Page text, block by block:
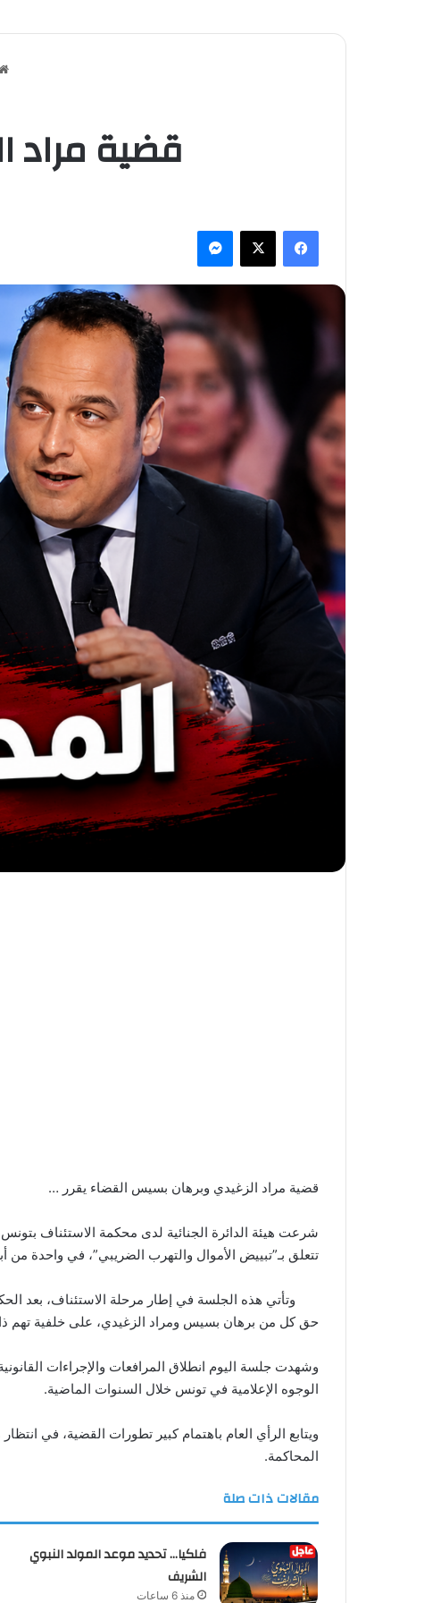
قضية مراد
فيسبوك
قضية مراد الزغيدي وبرهان بسيس القضاء يقرر …
تتعلق بـ”تبييض الأموال والتهرب الضريبي”، في واحدة من
وتأتي هذه الجلسة في إطار مرحلة الاستئناف، بعد
حق كل من برهان بسيس ومراد الزغيدي، على خلفية تهم
وشهدت جلسة اليوم انطلاق المرافعات والإجراءات
الوجوه الإعلامية في تونس خلال السنوات الماضية.
ويتابع الرأي العام باهتمام كبير تطورات القضية، في
المحاكمة.
مقالات ذات صلة
فلكيا… تحديد موعد المولد النبوي
الشريف
منذ 6 ساعات